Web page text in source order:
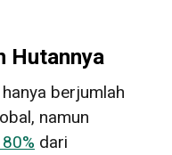
Hutannya
berjumlah
namun
dari